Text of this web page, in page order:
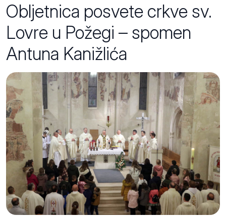
Obljetnica posvete crkve sv.
Lovre u Požegi – spomen
Antuna Kanižlića